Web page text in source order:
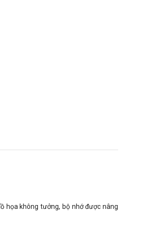
họa không tưởng, bộ nhớ được nâng